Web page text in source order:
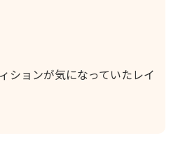
ションが気になっていたレイ